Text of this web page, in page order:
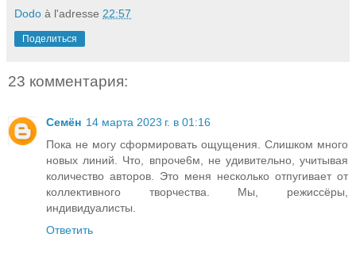
Dodo à l'adresse 22:57
Поделиться
23 комментария:
Семён 14 марта 2023 г. в 01:16
Пока не могу сформировать ощущения. Слишком много
новых линий. Что, впроче6м, не удивительно, учитывая
количество авторов. Это меня несколько отпугивает от
коллективного творчества. Мы, режиссёры,
индивидуалисты.
Ответить